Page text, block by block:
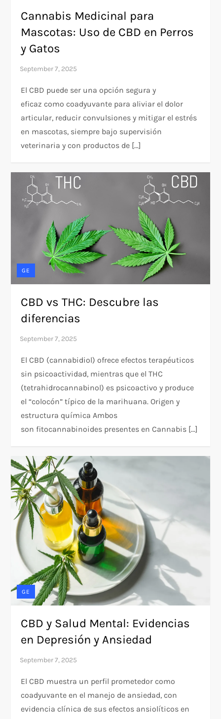
Cannabis Medicinal para
Mascotas: Uso de CBD en Perros
y Gatos
El CBD puede ser una opción segura y
eficaz como coadyuvante para aliviar el dolor
articular, reducir convulsiones y mitigar el estrés
en mascotas, siempre bajo supervisión
veterinaria y con productos de […]
GE
CBD vs THC: Descubre las
diferencias
El CBD (cannabidiol) ofrece efectos terapéuticos
sin psicoactividad, mientras que el THC
(tetrahidrocannabinol) es psicoactivo y produce
el “colocón” típico de la marihuana. Origen y
estructura química Ambos
son fitocannabinoides presentes en Cannabis […]
GE
CBD y Salud Mental: Evidencias
en Depresión y Ansiedad
El CBD muestra un perfil prometedor como
coadyuvante en el manejo de ansiedad, con
evidencia clínica de sus efectos ansiolíticos en